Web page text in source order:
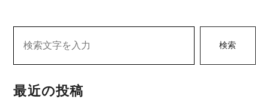
ゲ
ー
ョ
検索
最近の投稿